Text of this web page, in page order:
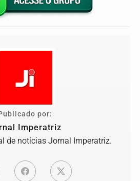
por:
Imperatriz
de notícias Jornal Imperatriz.